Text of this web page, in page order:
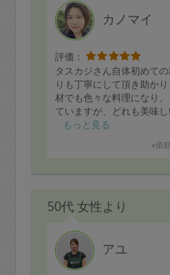
カノマイ
評価：
タスカジさん自体初めて
りも丁寧にして頂き助か
材でも色々な料理になり
ていますが、どれも美味
のでこんなに立派なもの
がとうございました。ま
もっと見る
※依
50代 女性より
アユ